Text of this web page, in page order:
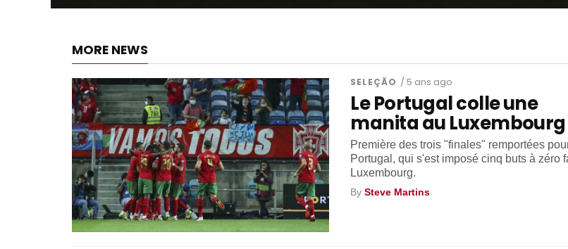
MORE NEWS
SELEÇÃO / 5 ans ago
Le Portugal colle une
manita au Luxembourg
Première des trois "finales" remportées
Portugal, qui s'est imposé cinq buts à zéro
Luxembourg.
BySteve Martins